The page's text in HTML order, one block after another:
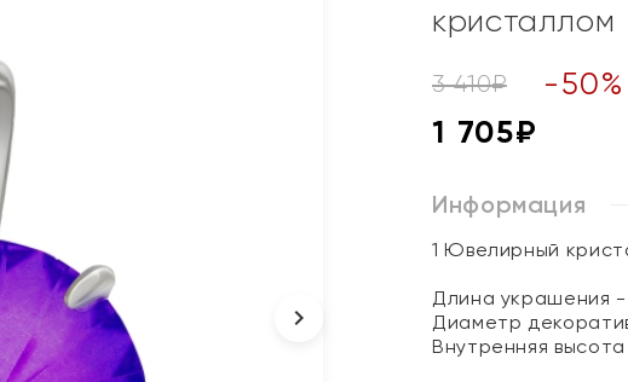
кристаллом
3 410₽ -50%
1 705₽
Информация
1 Ювелирный
Длина украшения -
Диаметр
Внутренняя